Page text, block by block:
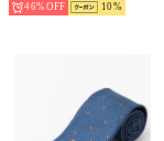
46% 10